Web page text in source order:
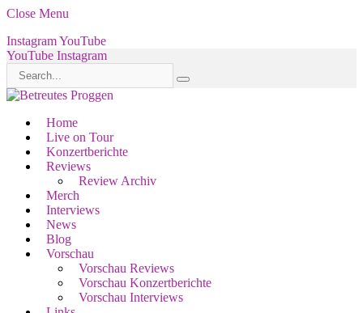
Close Menu
InstagramYouTube
YouTube Instagram
Home
Live on Tour
Konzertberichte
Reviews
Review Archiv
Merch
Interviews
News
Blog
Vorschau
Vorschau Reviews
Vorschau Konzertberichte
Vorschau Interviews